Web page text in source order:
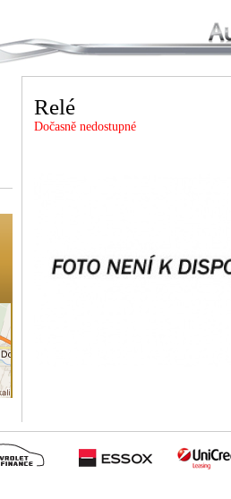
Relé
Dočasně nedostupné